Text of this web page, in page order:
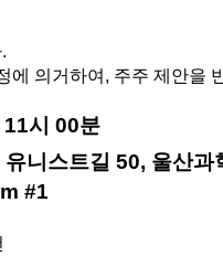
에 의거하여, 주주 제안을
시 00분
니스트길 50, 울산과
#1